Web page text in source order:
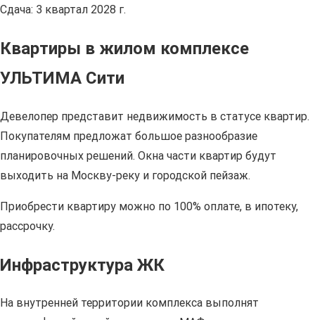
Сдача: 3 квартал 2028 г.
Квартиры в жилом комплексе
УЛЬТИМА Сити
Девелопер представит недвижимость в статусе квартир.
Покупателям предложат большое разнообразие
планировочных решений. Окна части квартир будут
выходить на Москву-реку и городской пейзаж.
Приобрести квартиру можно по 100% оплате, в ипотеку,
рассрочку.
Инфраструктура ЖК
На внутренней территории комплекса выполнят